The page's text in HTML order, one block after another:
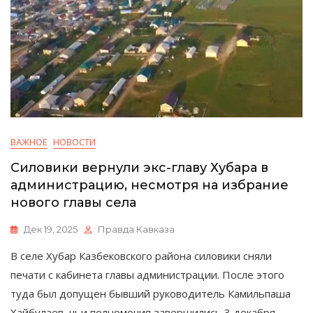
ВАЖНОЕ НОВОСТИ
Силовики вернули экс-главу Хубара в
администрацию, несмотря на избрание
нового главы села
Дек 19, 2025 Правда Кавказа
В селе Хубар Казбековского района силовики сняли
печати с кабинета главы администрации. После этого
туда был допущен бывший руководитель Камильпаша